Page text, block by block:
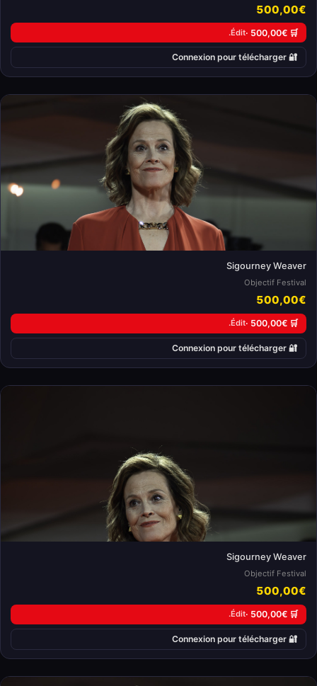
500,00€
🛒 500,00€ ·
Édit.
🔐 Connexion pour télécharger
Sigourney Weaver
Objectif Festival
500,00€
🛒 500,00€ ·
Édit.
🔐 Connexion pour télécharger
Sigourney Weaver
Objectif Festival
500,00€
🛒 500,00€ ·
Édit.
🔐 Connexion pour télécharger